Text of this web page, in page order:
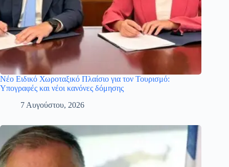
Νέο Ειδικό Χωροταξικό Πλαίσιο για τον Τουρισμό:
Υπογραφές και νέοι κανόνες δόμησης
7 Αυγούστου, 2026